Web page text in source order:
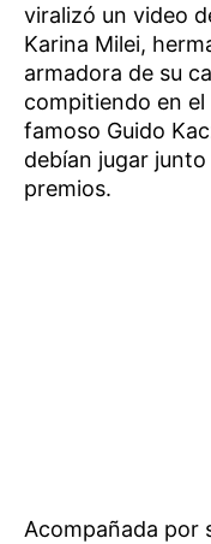
viralizó un video
Karina Milei,
armadora de su
compitiendo en
famoso Guido
debían jugar
premios.
Acompañada por